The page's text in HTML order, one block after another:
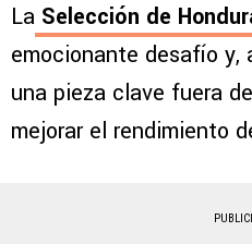
La Selección de
emocionante desafío y,
una pieza clave fuera
mejorar el rendimiento